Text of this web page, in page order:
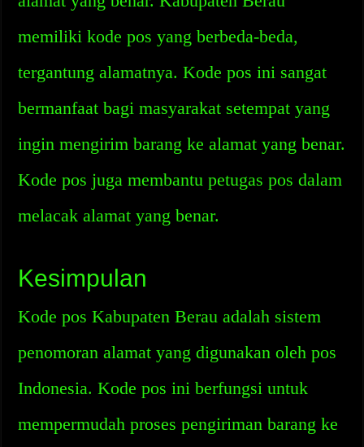
memiliki kode pos yang berbeda-beda,
tergantung alamatnya. Kode pos ini sangat
bermanfaat bagi masyarakat setempat yang
ingin mengirim barang ke alamat yang benar.
Kode pos juga membantu petugas pos dalam
melacak alamat yang benar.
Kesimpulan
Kode pos Kabupaten Berau adalah sistem
penomoran alamat yang digunakan oleh pos
Indonesia. Kode pos ini berfungsi untuk
mempermudah proses pengiriman barang ke